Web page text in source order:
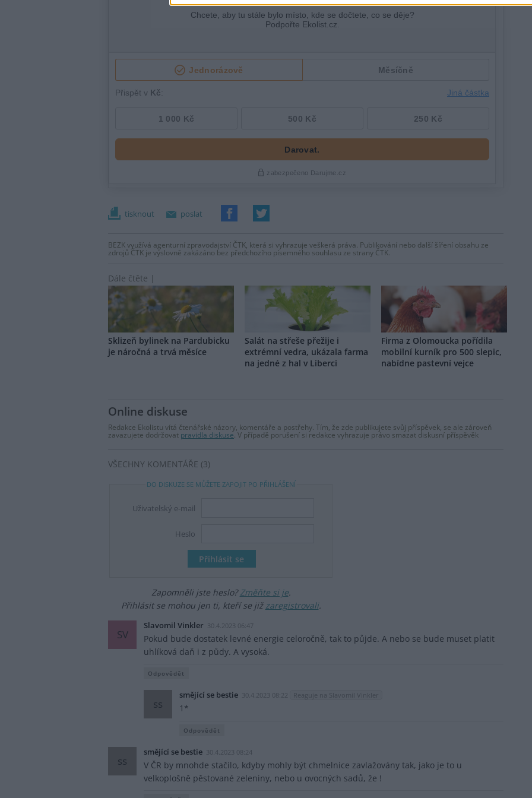
tisknout poslat
BEZK využívá agenturní zpravodajství ČTK, která si vyhrazuje veškerá práva. Publikování nebo další šíření obsahu ze
zdrojů ČTK je výslovně zakázáno bez předchozího písemného souhlasu ze strany ČTK.
Dále čtěte |
Sklizeň bylinek na Pardubicku
je náročná a trvá měsíce
Salát na střeše přežije i
extrémní vedra, ukázala farma
na jedné z hal v Liberci
Firma z Olomoucka pořídila
mobilní kurník pro 500 slepic,
nabídne pastevní vejce
Online diskuse
Redakce Ekolistu vítá čtenářské názory, komentáře a postřehy. Tím, že zde publikujete svůj příspěvek, se ale zároveň
zavazujete dodržovat pravidla diskuse. V případě porušení si redakce vyhrazuje právo smazat diskusní příspěvěk
VŠECHNY KOMENTÁŘE (3)
DO DISKUZE SE MŮŽETE ZAPOJIT PO PŘIHLÁŠENÍ
Uživatelský e-mail
Heslo
Zapomněli jste heslo?Změňte si je.
Přihlásit se mohou jen ti, kteří se již zaregistrovali.
SV
Slavomil Vinkler 30.4.2023 06:47
Pokud bude dostatek levné energie celoročně, tak to půjde. A nebo se bude muset platit
uhlíková daň i z půdy. A vysoká.
Odpovědět
ss
smějící se bestie 30.4.2023 08:22 Reaguje na Slavomil Vinkler
1*
Odpovědět
ss
smějící se bestie 30.4.2023 08:24
V ČR by mnohde stačilo, kdyby mohly být chmelnice zavlažovány tak, jako je to u
velkoplošně pěstované zeleniny, nebo u ovocných sadů, že !